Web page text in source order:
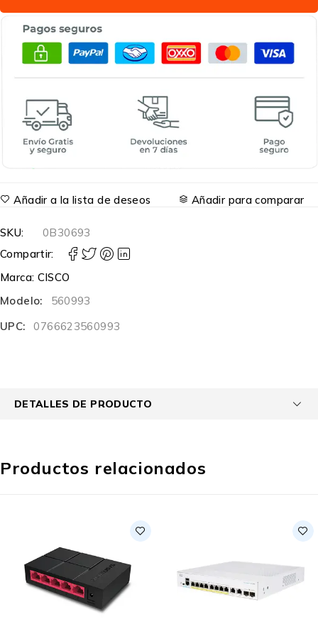
Añadir a la lista de deseos Añadir para comparar
SKU:
0B30693
Compartir:
Marca: CISCO
Modelo:
560993
UPC:
0766623560993
DETALLES DE PRODUCTO
Productos relacionados